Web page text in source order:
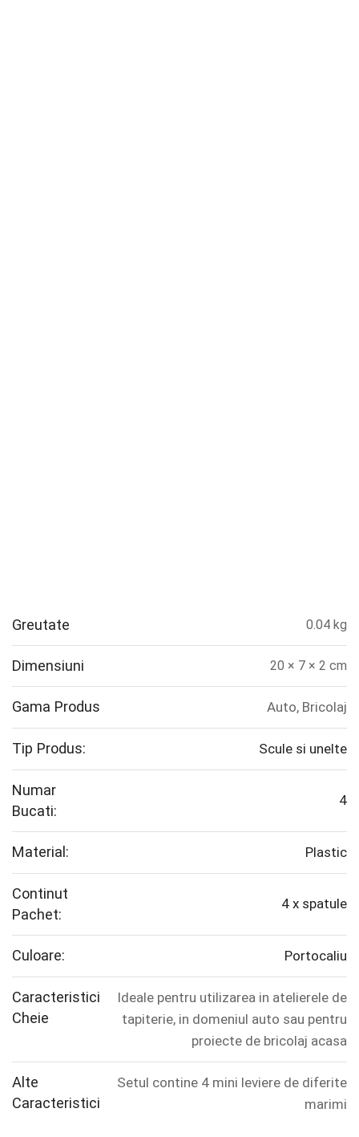
Greutate 0.04 kg
Dimensiuni 20 × 7 × 2 cm
Gama Produs Auto, Bricolaj
Tip Produs: Scule si unelte
Numar
Bucati:
4
Material: Plastic
Continut
Pachet:
4 x spatule
Culoare: Portocaliu
Caracteristici
Cheie
Ideale pentru utilizarea in atelierele de
tapiterie, in domeniul auto sau pentru
proiecte de bricolaj acasa
Alte
Caracteristici
Setul contine 4 mini leviere de diferite
marimi